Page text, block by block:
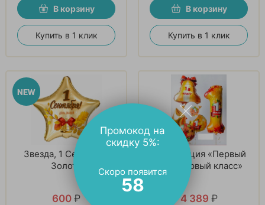
В корзину
Купить в 1 клик
В корзину
Купить в 1 клик
Звезда, 1 Сентября,
Золото
600 ₽
Композиция «Первый
раз в первый класс»
4 389 ₽
Промокод на
скидку 5%:
Скоро появится
57